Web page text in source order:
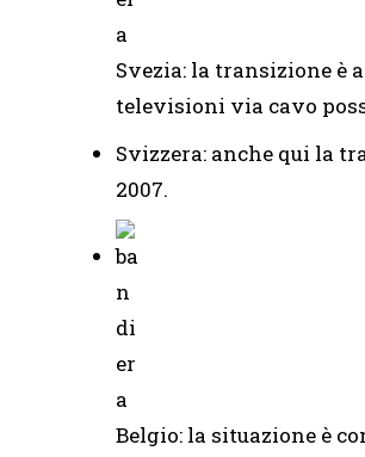
Svezia: la transizione è
televisioni via cavo
Svizzera: anche qui la
2007.
Belgio: la situazione è